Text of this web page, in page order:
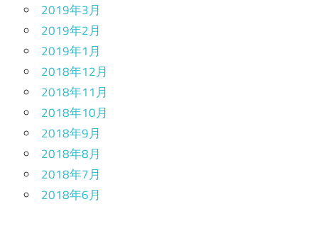
2019年3月
2019年2月
2019年1月
2018年12月
2018年11月
2018年10月
2018年9月
2018年8月
2018年7月
2018年6月